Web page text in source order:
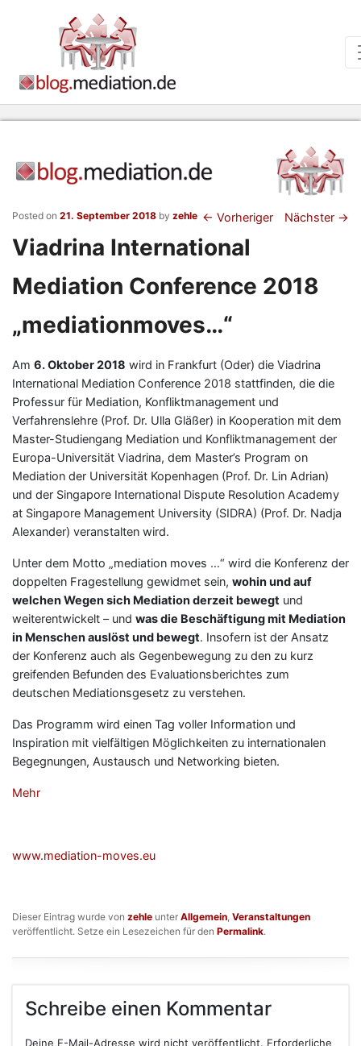
← Vorheriger Nächster →
Viadrina International
Mediation Conference 2018
„mediationmoves…“
Posted on 21. September 2018 by zehle
Am 6. Oktober 2018 wird in Frankfurt (Oder) die Viadrina
International Mediation Conference 2018 stattfinden, die die
Professur für Mediation, Konfliktmanagement und
Verfahrenslehre (Prof. Dr. Ulla Gläßer) in Kooperation mit dem
Master-Studiengang Mediation und Konfliktmanagement der
Europa-Universität Viadrina, dem Master’s Program on
Mediation der Universität Kopenhagen (Prof. Dr. Lin Adrian)
und der Singapore International Dispute Resolution Academy
at Singapore Management University (SIDRA) (Prof. Dr. Nadja
Alexander) veranstalten wird.
Unter dem Motto „mediation moves …“ wird die Konferenz der
doppelten Fragestellung gewidmet sein, wohin und auf
welchen Wegen sich Mediation derzeit bewegt und
weiterentwickelt – und was die Beschäftigung mit Mediation
in Menschen auslöst und bewegt. Insofern ist der Ansatz
der Konferenz auch als Gegenbewegung zu den zu kurz
greifenden Befunden des Evaluationsberichtes zum
deutschen Mediationsgesetz zu verstehen.
Das Programm wird einen Tag voller Information und
Inspiration mit vielfältigen Möglichkeiten zu internationalen
Begegnungen, Austausch und Networking bieten.
Mehr
www.mediation-moves.eu
Dieser Eintrag wurde von zehle unter Allgemein Veranstaltungen
veröffentlicht. Setze ein Lesezeichen für den Permalink.
Schreibe einen Kommentar
Deine E-Mail-Adresse wird nicht veröffentlicht. Erforderliche